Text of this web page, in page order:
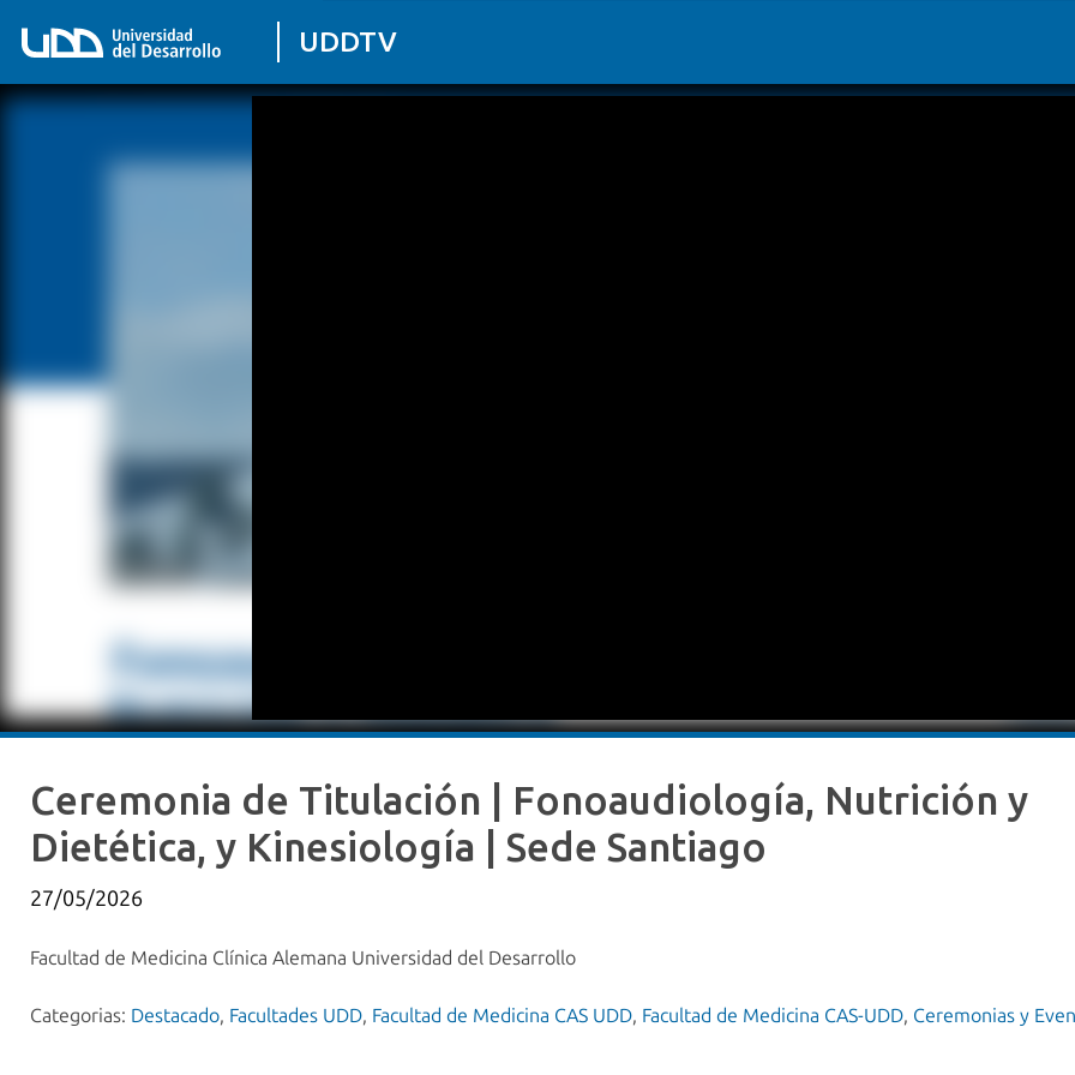
UDDTV
Ceremonia de Titulación | Fonoaudiología, Nutrición y
Dietética, y Kinesiología | Sede Santiago
27/05/2026
Facultad de Medicina Clínica Alemana Universidad del Desarrollo
Categorias: Destacado, Facultades UDD, Facultad de Medicina CAS UDD, Facultad de Medicina CAS-UDD, Ceremonias y